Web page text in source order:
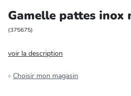
Bricolage et auto
Gamelle pattes inox
(375675)
voir la description
Choisir mon magasin